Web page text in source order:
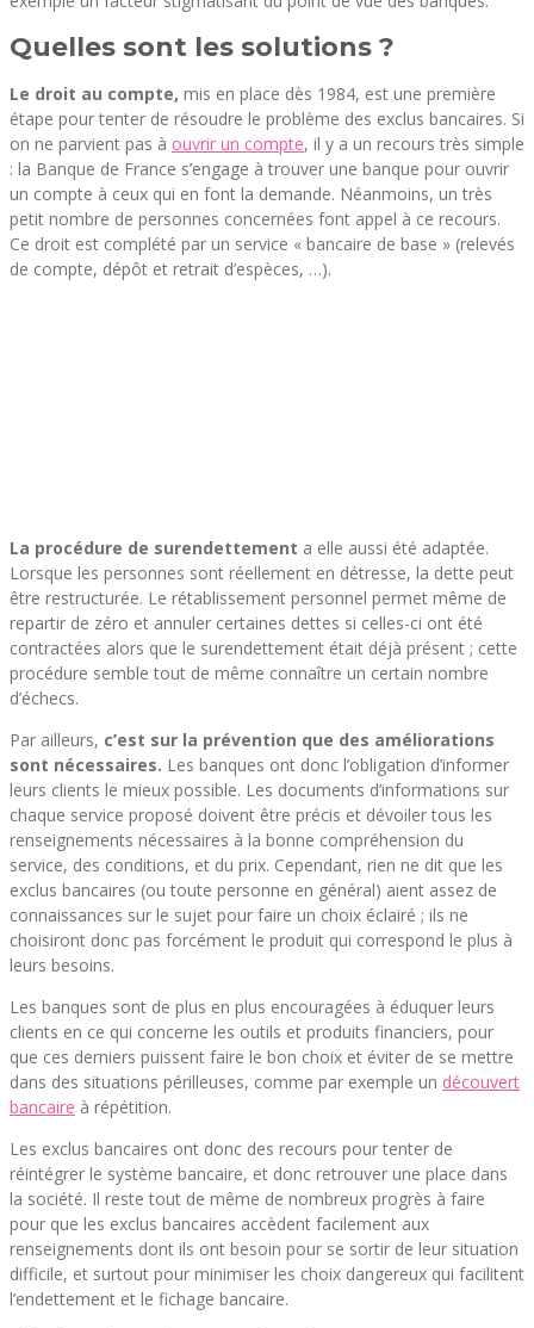
Quelles sont les solutions ?
Le droit au compte, mis en place dès 1984, est une première
étape pour tenter de résoudre le problème des exclus bancaires. Si
on ne parvient pas à ouvrir un compte, il y a un recours très simple
: la Banque de France s’engage à trouver une banque pour ouvrir
un compte à ceux qui en font la demande. Néanmoins, un très
petit nombre de personnes concernées font appel à ce recours.
Ce droit est complété par un service « bancaire de base » (relevés
de compte, dépôt et retrait d’espèces, …).
La procédure de surendettement a elle aussi été adaptée.
Lorsque les personnes sont réellement en détresse, la dette peut
être restructurée. Le rétablissement personnel permet même de
repartir de zéro et annuler certaines dettes si celles-ci ont été
contractées alors que le surendettement était déjà présent ; cette
procédure semble tout de même connaître un certain nombre
d’échecs.
Par ailleurs, c’est sur la prévention que des améliorations
sont nécessaires. Les banques ont donc l’obligation d’informer
leurs clients le mieux possible. Les documents d’informations sur
chaque service proposé doivent être précis et dévoiler tous les
renseignements nécessaires à la bonne compréhension du
service, des conditions, et du prix. Cependant, rien ne dit que les
exclus bancaires (ou toute personne en général) aient assez de
connaissances sur le sujet pour faire un choix éclairé ; ils ne
choisiront donc pas forcément le produit qui correspond le plus à
leurs besoins.
Les banques sont de plus en plus encouragées à éduquer leurs
clients en ce qui concerne les outils et produits financiers, pour
que ces derniers puissent faire le bon choix et éviter de se mettre
dans des situations périlleuses, comme par exemple un découvert
bancaire à répétition.
Les exclus bancaires ont donc des recours pour tenter de
réintégrer le système bancaire, et donc retrouver une place dans
la société. Il reste tout de même de nombreux progrès à faire
pour que les exclus bancaires accèdent facilement aux
renseignements dont ils ont besoin pour se sortir de leur situation
difficile, et surtout pour minimiser les choix dangereux qui facilitent
l’endettement et le fichage bancaire.